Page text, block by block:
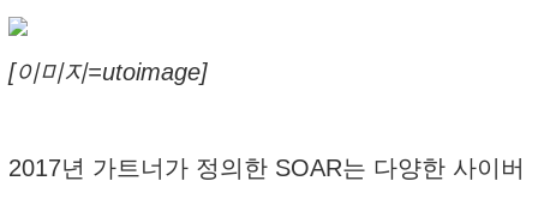
[이미지=utoimage]
2017년 가트너가 정의한 SOAR는 다양한 사이버